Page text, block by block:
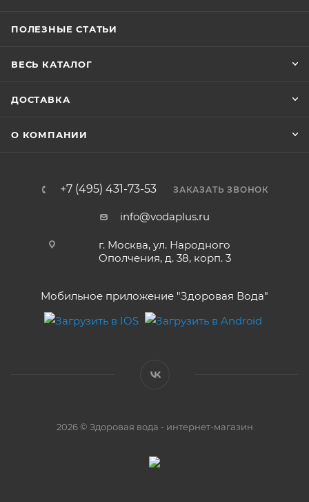
ПОЛЕЗНЫЕ СТАТЬИ
ВЕСЬ КАТАЛОГ
ДОСТАВКА
О КОМПАНИИ
+7 (495) 431-73-53 ЗАКАЗАТЬ ЗВОНОК
info@vodaplus.ru
г. Москва, ул. Народного
Ополчения, д. 38, корп. 3
Мобильное приложение "Здоровая Вода"
2026 © Здоровая вода - интернет-магазин